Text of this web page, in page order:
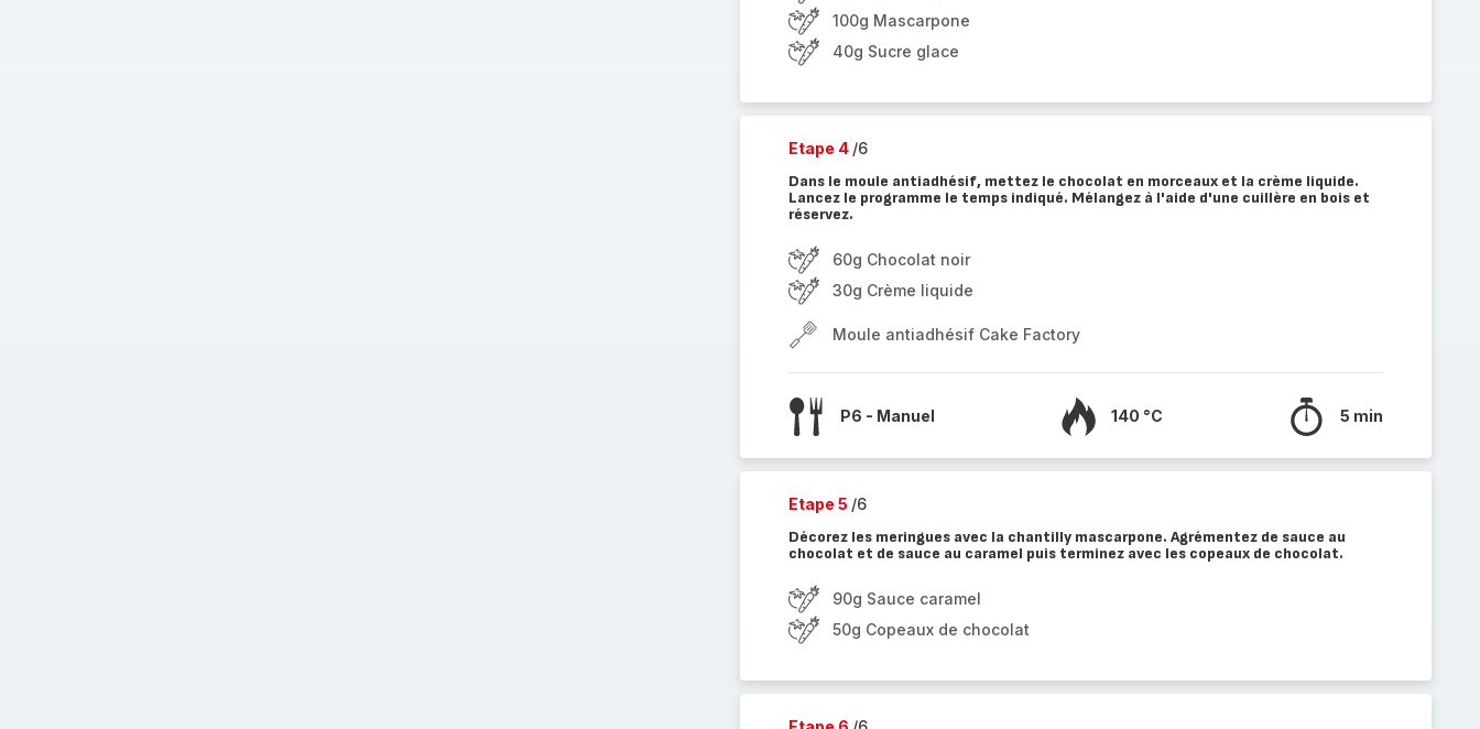
100g Mascarpone
40g Sucre glace
Etape 4 /6
Dans le moule antiadhésif, mettez le chocolat en morceaux et la crème liquide.
Lancez le programme le temps indiqué. Mélangez à l'aide d'une cuillère en bois et
réservez.
60g Chocolat noir
30g Crème liquide
Moule antiadhésif Cake Factory
P6 - Manuel 140 °C 5 min
Etape 5 /6
Décorez les meringues avec la chantilly mascarpone. Agrémentez de sauce au
chocolat et de sauce au caramel puis terminez avec les copeaux de chocolat.
90g Sauce caramel
50g Copeaux de chocolat